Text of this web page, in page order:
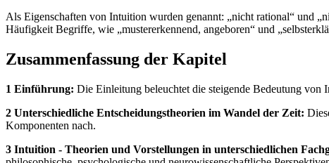
Als Eigenschaften von Intuition wurden genannt: „nicht rational“ und
Häufigkeit Begriffe, wie „mustererkennend, angeboren“ und
Zusammenfassung der Kapitel
1 Einführung: Die Einleitung beleuchtet die steigende Bedeutung
2 Unterschiedliche Entscheidungstheorien im Wandel der Zeit:
Komponenten nach.
3 Intuition - Theorien und Vorstellungen in unterschiedlichen